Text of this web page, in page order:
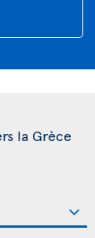
la Grèce